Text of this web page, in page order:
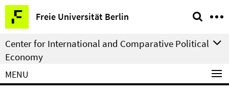
Springe
direkt
zu
Inhalt
Freie Universität Berlin
Service
Navigation
Center for International and Comparative Political
Economy
MENU